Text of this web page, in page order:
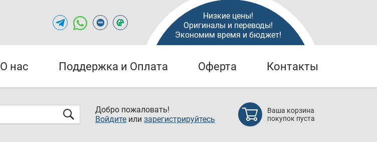
Низкие цены!
Оригиналы и переводы!
Экономим время и бюджет!
О нас Поддержка и Оплата Оферта Контакты
Добро пожаловать!
Войдите или зарегистрируйтесь
Ваша корзина
покупок пуста